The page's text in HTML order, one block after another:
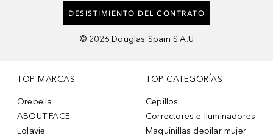
DESISTIMIENTO DEL CONTRATO
© 2026 Douglas Spain S.A.U
TOP MARCAS
Orebella
ABOUT-FACE
Lolavie
TOP CATEGORÍAS
Cepillos
Correctores e Iluminadores
Maquinillas depilar mujer